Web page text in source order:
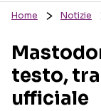
RECENSIONI
INTERVISTE
GOSSIP E
Home Notizie
testo,
ufficiale